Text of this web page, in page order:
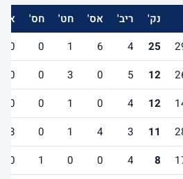
נק' ריב' אס' חט' חס'
אב'
25
4
6
1
0
0
12
5
0
3
0
0
12
4
0
1
0
0
11
3
4
1
0
3
8
4
0
0
1
0